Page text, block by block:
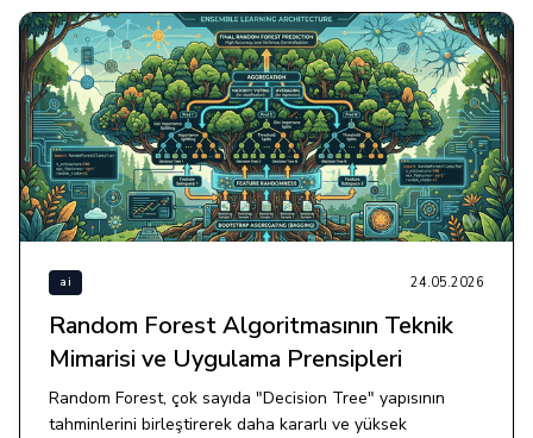
ai 24.05.2026
Random Forest Algoritmasının Teknik
Mimarisi ve Uygulama Prensipleri
Random Forest, çok sayıda "Decision Tree" yapısının
tahminlerini birleştirerek daha kararlı ve yüksek